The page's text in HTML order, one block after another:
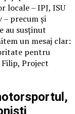
locale – IPJ, ISU
– precum și
au susținut
un mesaj clar:
pentru
Project